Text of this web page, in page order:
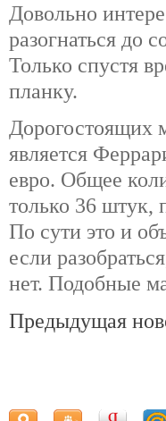
Довольно
разогнаться до
Только спустя
планку.
Дорогостоящих
является
евро. Общее
только 36 штук,
По сути это и
если
нет. Подобные
Предыдущая